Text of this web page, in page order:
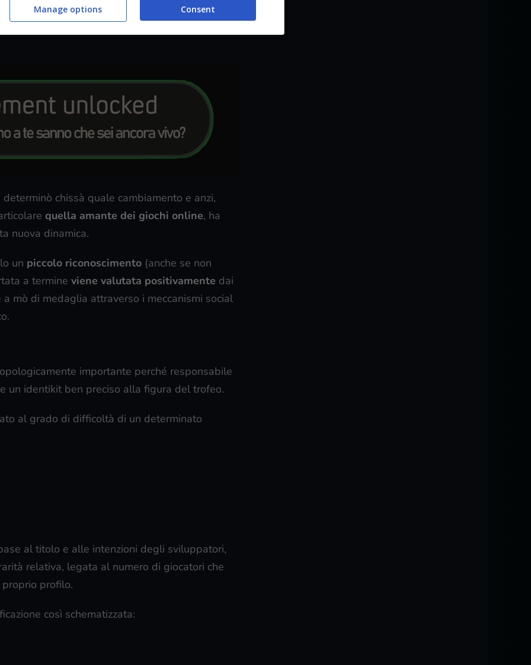
funzionòed accontentò i fans, che cominciarono a
sempre più tempo ed energie sulle loro
chissà quale cambiamento e anzi,
quella amante dei giochi online, ha
nuova dinamica.
un piccolo riconoscimento (anche se non
a termine viene valutata positivamente dai
mò di medaglia attraverso i meccanismi social
importante perché responsabile
un identikit ben preciso alla figura del trofeo.
al grado di difficoltà di un determinato
al titolo e alle intenzioni degli sviluppatori,
relativa, legata al numero di giocatori che
profilo.
così schematizzata:
Consent
Manage options